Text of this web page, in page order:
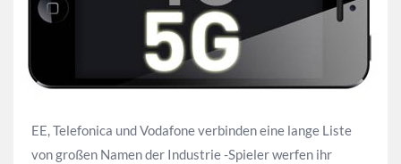
EE, Telefonica und Vodafone verbinden eine lange Liste
von großen Namen der Industrie -Spieler werfen ihr